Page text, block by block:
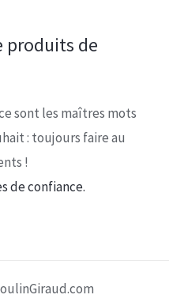
produits de
sont les maîtres mots
: toujours faire au
!
de confiance.